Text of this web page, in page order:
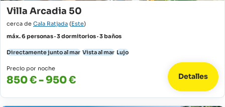
Villa Arcadia 50
cerca de Cala Ratjada (Este)
máx. 6 personas · 3 dormitorios · 3 baños
Directamente junto al mar Vista al mar Lujo
Precio por noche
850 € - 950 € Detalles